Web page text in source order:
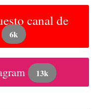
canal de
6k
13k